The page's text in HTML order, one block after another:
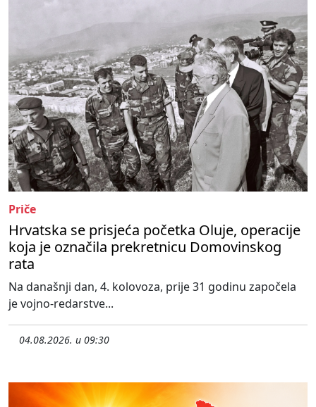
Priče
Hrvatska se prisjeća početka Oluje, operacije
koja je označila prekretnicu Domovinskog
rata
Na današnji dan, 4. kolovoza, prije 31 godinu započela
je vojno-redarstve...
04.08.2026. u 09:30